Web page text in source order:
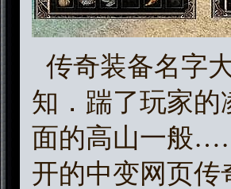
传奇装备名字
知．踹了玩家
面的高山一般
开的中变网页